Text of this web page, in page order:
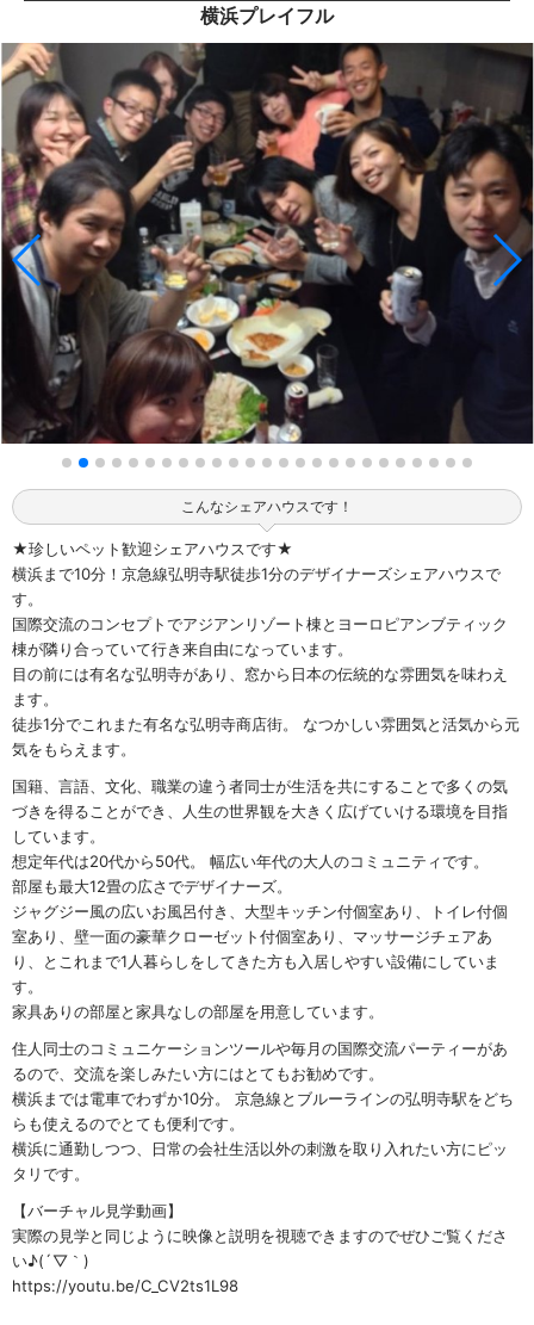
横浜プレイフル
こんなシェアハウスです！
★珍しいペット歓迎シェアハウスです★
横浜まで10分！京急線弘明寺駅徒歩1分のデザイナーズシェアハウスで
す。
国際交流のコンセプトでアジアンリゾート棟とヨーロピアンブティック
棟が隣り合っていて行き来自由になっています。
目の前には有名な弘明寺があり、窓から日本の伝統的な雰囲気を味わえ
ます。
徒歩1分でこれまた有名な弘明寺商店街。 なつかしい雰囲気と活気から元
気をもらえます。
国籍、言語、文化、職業の違う者同士が生活を共にすることで多くの気
づきを得ることができ、人生の世界観を大きく広げていける環境を目指
しています。
想定年代は20代から50代。 幅広い年代の大人のコミュニティです。
部屋も最大12畳の広さでデザイナーズ。
ジャグジー風の広いお風呂付き、大型キッチン付個室あり、トイレ付個
室あり、壁一面の豪華クローゼット付個室あり、マッサージチェアあ
り、とこれまで1人暮らしをしてきた方も入居しやすい設備にしていま
す。
家具ありの部屋と家具なしの部屋を用意しています。
住人同士のコミュニケーションツールや毎月の国際交流パーティーがあ
るので、交流を楽しみたい方にはとてもお勧めです。
横浜までは電車でわずか10分。 京急線とブルーラインの弘明寺駅をどち
らも使えるのでとても便利です。
横浜に通勤しつつ、日常の会社生活以外の刺激を取り入れたい方にピッ
タリです。
【バーチャル見学動画】
実際の見学と同じように映像と説明を視聴できますのでぜひご覧くださ
い♪(´▽｀)
https://youtu.be/C_CV2ts1L98